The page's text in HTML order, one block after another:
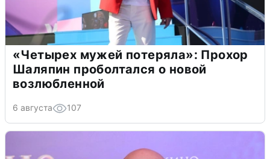
«Четырех мужей потеряла»: Прохор
Шаляпин проболтался о новой
возлюбленной
6 августа 107